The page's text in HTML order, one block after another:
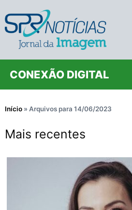
CONEXÃO DIGITAL
Início » Arquivos para 14/06/2023
Mais recentes